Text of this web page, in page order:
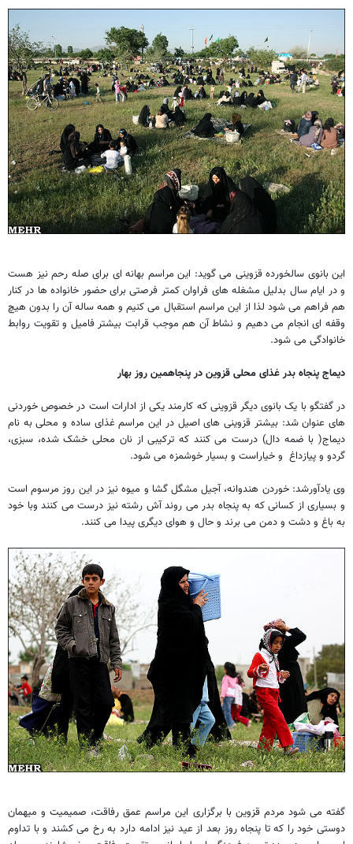
این بانوی سالخورده قزوینی می گوید: این مراسم بهانه ای برای صله رحم نیز هست
و در ایام سال بدلیل مشغله های فراوان کمتر فرصتی برای حضور خانواده ها در کنار
هم فراهم می شود لذا از این مراسم استقبال می کنیم و همه ساله آن را بدون هیچ
وقفه ای انجام می دهیم و نشاط آن هم موجب قرابت بیشتر فامیل و تقویت روابط
خانوادگی می شود.
دیماج پنجاه بدر غذای محلی قزوین در پنجاهمین روز بهار
در گفتگو با یک بانوی دیگر قزوینی که کارمند یکی از ادارات است در خصوص خوردنی
های عنوان شد: بیشتر قزوینی های اصیل در این مراسم غذای ساده و محلی به نام
دیماج( با ضمه دال) درست می کنند که ترکیبی از نان محلی خشک شده، سبزی،
گردو و پیازداغ و خیاراست و بسیار خوشمزه می شود.
وی یادآورشد: خوردن هندوانه، آجیل مشگل گشا و میوه نیز در این روز مرسوم است
و بسیاری از کسانی که به پنجاه بدر می روند آش رشته نیز درست می کنند وبا خود
به باغ و دشت و دمن می برند و حال و هوای دیگری پیدا می کنند.
گفته می شود مردم قزوین با برگزاری این مراسم عمق رفاقت، صمیمیت و میهمان
دوستی خود را که تا پنجاه روز بعد از عید نیز ادامه دارد به رخ می کشند و با تداوم